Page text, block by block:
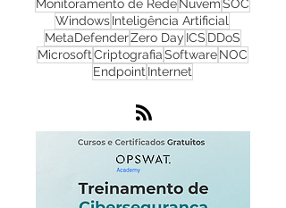
NGFWInfraestruturaDadosLGPDOT
PhishingFlowmonIAIoT
Monitoramento de RedeNuvemSOC
WindowsInteligência Artificial
MetaDefenderZero DayICS
EndpointInternet